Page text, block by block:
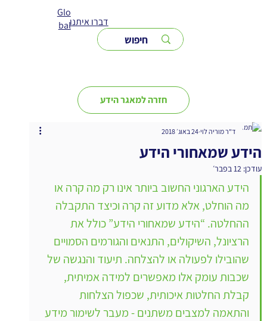
דברו איתנו
Glo
bal
חזרה למאגר הידע
הידע שמאחורי הידע
ד"ר מוריה לוי 24 באוג׳ 2018
עודכן: 12 בפבר׳
הידע הארגוני החשוב ביותר אינו רק מה קרה או
מה הוחלט, אלא מדוע זה קרה וכיצד התקבלה
ההחלטה. “הידע שמאחורי הידע” כולל את
הרציונל, השיקולים, התנאים והגורמים הסמויים
שהובילו לפעולה או להצלחה. תיעוד והנגשה של
שכבות עומק אלו מאפשרים למידה אמיתית,
קבלת החלטות איכותית, שכפול הצלחות
והתאמה למצבים משתנים - מעבר לשימור מידע